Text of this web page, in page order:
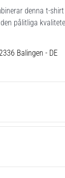
denna t-
pålitliga
Balingen - DE